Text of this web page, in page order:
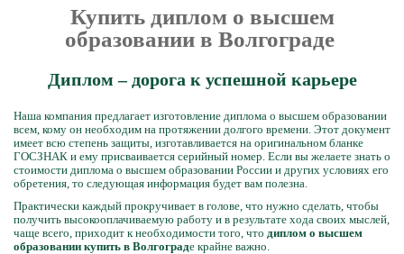
Купить диплом о высшем
образовании в Волгограде
Диплом – дорога к успешной карьере
Наша компания предлагает изготовление диплома о высшем образовании
всем, кому он необходим на протяжении долгого времени. Этот документ
имеет всю степень защиты, изготавливается на оригинальном бланке
ГОСЗНАК и ему присваивается серийный номер. Если вы желаете знать о
стоимости диплома о высшем образовании России и других условиях его
обретения, то следующая информация будет вам полезна.
Практически каждый прокручивает в голове, что нужно сделать, чтобы
получить высокооплачиваемую работу и в результате хода своих мыслей,
чаще всего, приходит к необходимости того, что диплом о высшем
образовании купить в Волгограде крайне важно.